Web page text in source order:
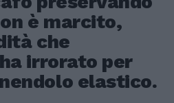
è marcito,
che
irrorato per
elastico.